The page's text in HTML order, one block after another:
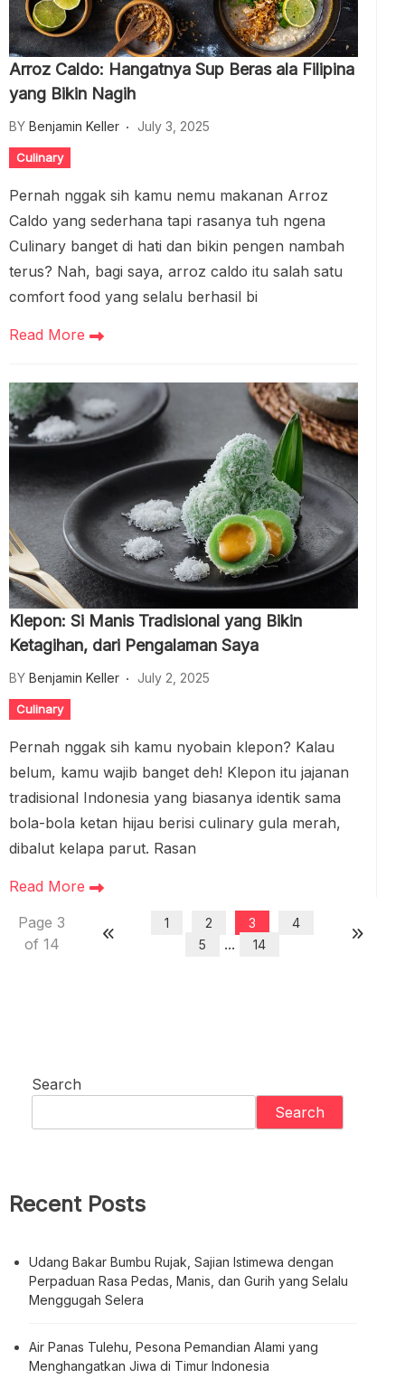
Arroz Caldo: Hangatnya Sup Beras ala Filipina
yang Bikin Nagih
BY Benjamin Keller July 3, 2025
Culinary
Pernah nggak sih kamu nemu makanan Arroz
Caldo yang sederhana tapi rasanya tuh ngena
Culinary banget di hati dan bikin pengen nambah
terus? Nah, bagi saya, arroz caldo itu salah satu
comfort food yang selalu berhasil bi
Read More
Klepon: Si Manis Tradisional yang Bikin
Ketagihan, dari Pengalaman Saya
BY Benjamin Keller July 2, 2025
Culinary
Pernah nggak sih kamu nyobain klepon? Kalau
belum, kamu wajib banget deh! Klepon itu jajanan
tradisional Indonesia yang biasanya identik sama
bola-bola ketan hijau berisi culinary gula merah,
dibalut kelapa parut. Rasan
Read More
Page 3
of 14
1 2 3
4
5
... 14
Search
Search
Recent Posts
Udang Bakar Bumbu Rujak, Sajian Istimewa dengan
Perpaduan Rasa Pedas, Manis, dan Gurih yang Selalu
Menggugah Selera
Air Panas Tulehu, Pesona Pemandian Alami yang
Menghangatkan Jiwa di Timur Indonesia